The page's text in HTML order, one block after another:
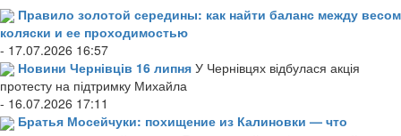
Правило золотой середины: как найти баланс между весом
коляски и ее проходимостью
- 17.07.2026 16:57
Новини Чернівців 16 липня У Чернівцях відбулася акція
протесту на підтримку Михайла
- 16.07.2026 17:11
Братья Мосейчуки: похищение из Калиновки — что